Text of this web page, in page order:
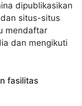
dipublikasikan
situs-situs
mendaftar
dan mengikuti
fasilitas